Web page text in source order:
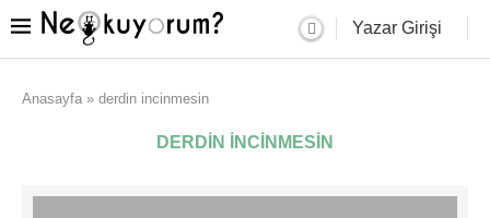
Yazar Girişi
Anasayfa » derdin incinmesin
DERDIN INCINMESIN